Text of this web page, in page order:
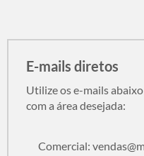
E-mails diretos
Utilize os e-mails
com a área desejada:
Comercial: